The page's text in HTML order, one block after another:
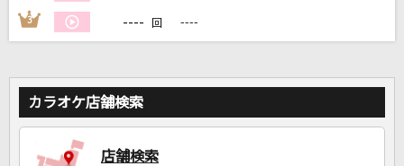
3 ---- 回 ----
カラオケ店舗検索
店舗検索